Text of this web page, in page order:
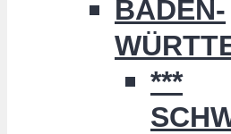
BADEN-
***